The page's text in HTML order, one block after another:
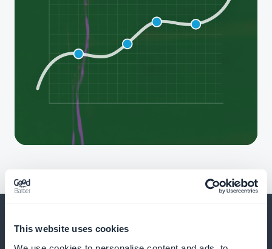
This website uses cookies